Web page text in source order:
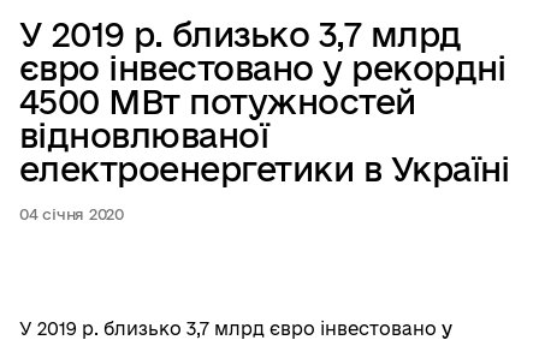
У 2019 р. близько 3,7 млрд
євро інвестовано у рекордні
4500 МВт потужностей
відновлюваної
електроенергетики в Україні
04 січня 2020
У 2019 р. близько 3,7 млрд євро інвестовано у